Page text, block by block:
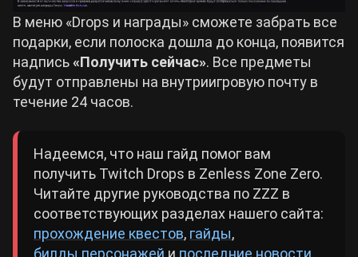
В меню «Drops и награды» сможете забрать все
подарки, если полоска дошла до конца, появится
надпись«Получить сейчас». Все предметы
будут отправлены на внутриигровую почту в
течение 24 часов.
Надеемся, что наш гайд помог вам
получить Twitch Drops в Zenless Zone Zero.
Читайте другие руководства по ZZZ в
соответствующих разделах нашего сайта:
прохождение квестов, гайды,
билды персонажей и последние новости.